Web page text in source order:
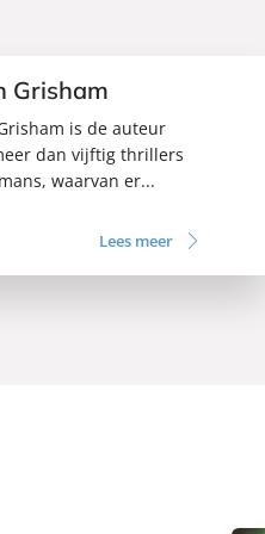
Grisham
is de auteur
dan vijftig thrillers
waarvan er...
Lees meer